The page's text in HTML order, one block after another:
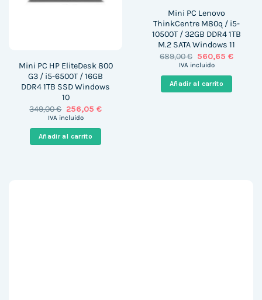
Mini PC HP EliteDesk 800
G3 / i5-6500T / 16GB
DDR4 1TB SSD Windows
10
349,00€ El
precio
era:
349,00 €.
256,05 €El
es:
256,05 €.
IVA incluido
Añadir al carrito
Mini PC Lenovo
ThinkCentre M80q / i5-
10500T / 32GB DDR4 1TB
M.2 SATA Windows 11
689,00€ El
precio
era:
689,00 €.
560,65 €El
IVA incluido
Añadir al carrito